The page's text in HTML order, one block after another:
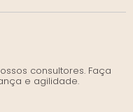
consultores. Faça
e agilidade.